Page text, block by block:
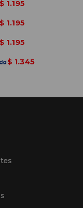
$ 1.195
$ 1.195
$ 1.195
$ 1.345